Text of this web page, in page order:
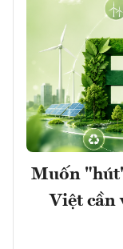
Muốn
Việt cần